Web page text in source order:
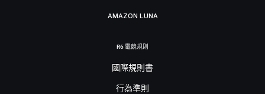
AMAZON LUNA
R6 電競規則
國際規則書
行為準則